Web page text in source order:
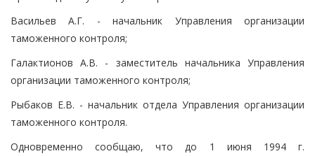
Васильев А.Г. - начальник Управления организации
таможенного контроля;
Галактионов А.В. - заместитель начальника Управления
организации таможенного контроля;
Рыбаков Е.В. - начальник отдела Управления организации
таможенного контроля.
Одновременно сообщаю, что до 1 июня 1994 г.